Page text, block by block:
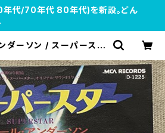
代/70年代 80年代)を新設。どん
ダーソン / スーパースタ